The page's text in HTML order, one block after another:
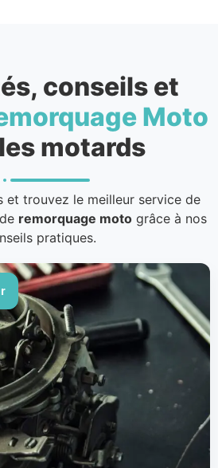
conseils et
Moto
motards
et trouvez le meilleur service de
remorquage motogrâce à nos
pratiques.